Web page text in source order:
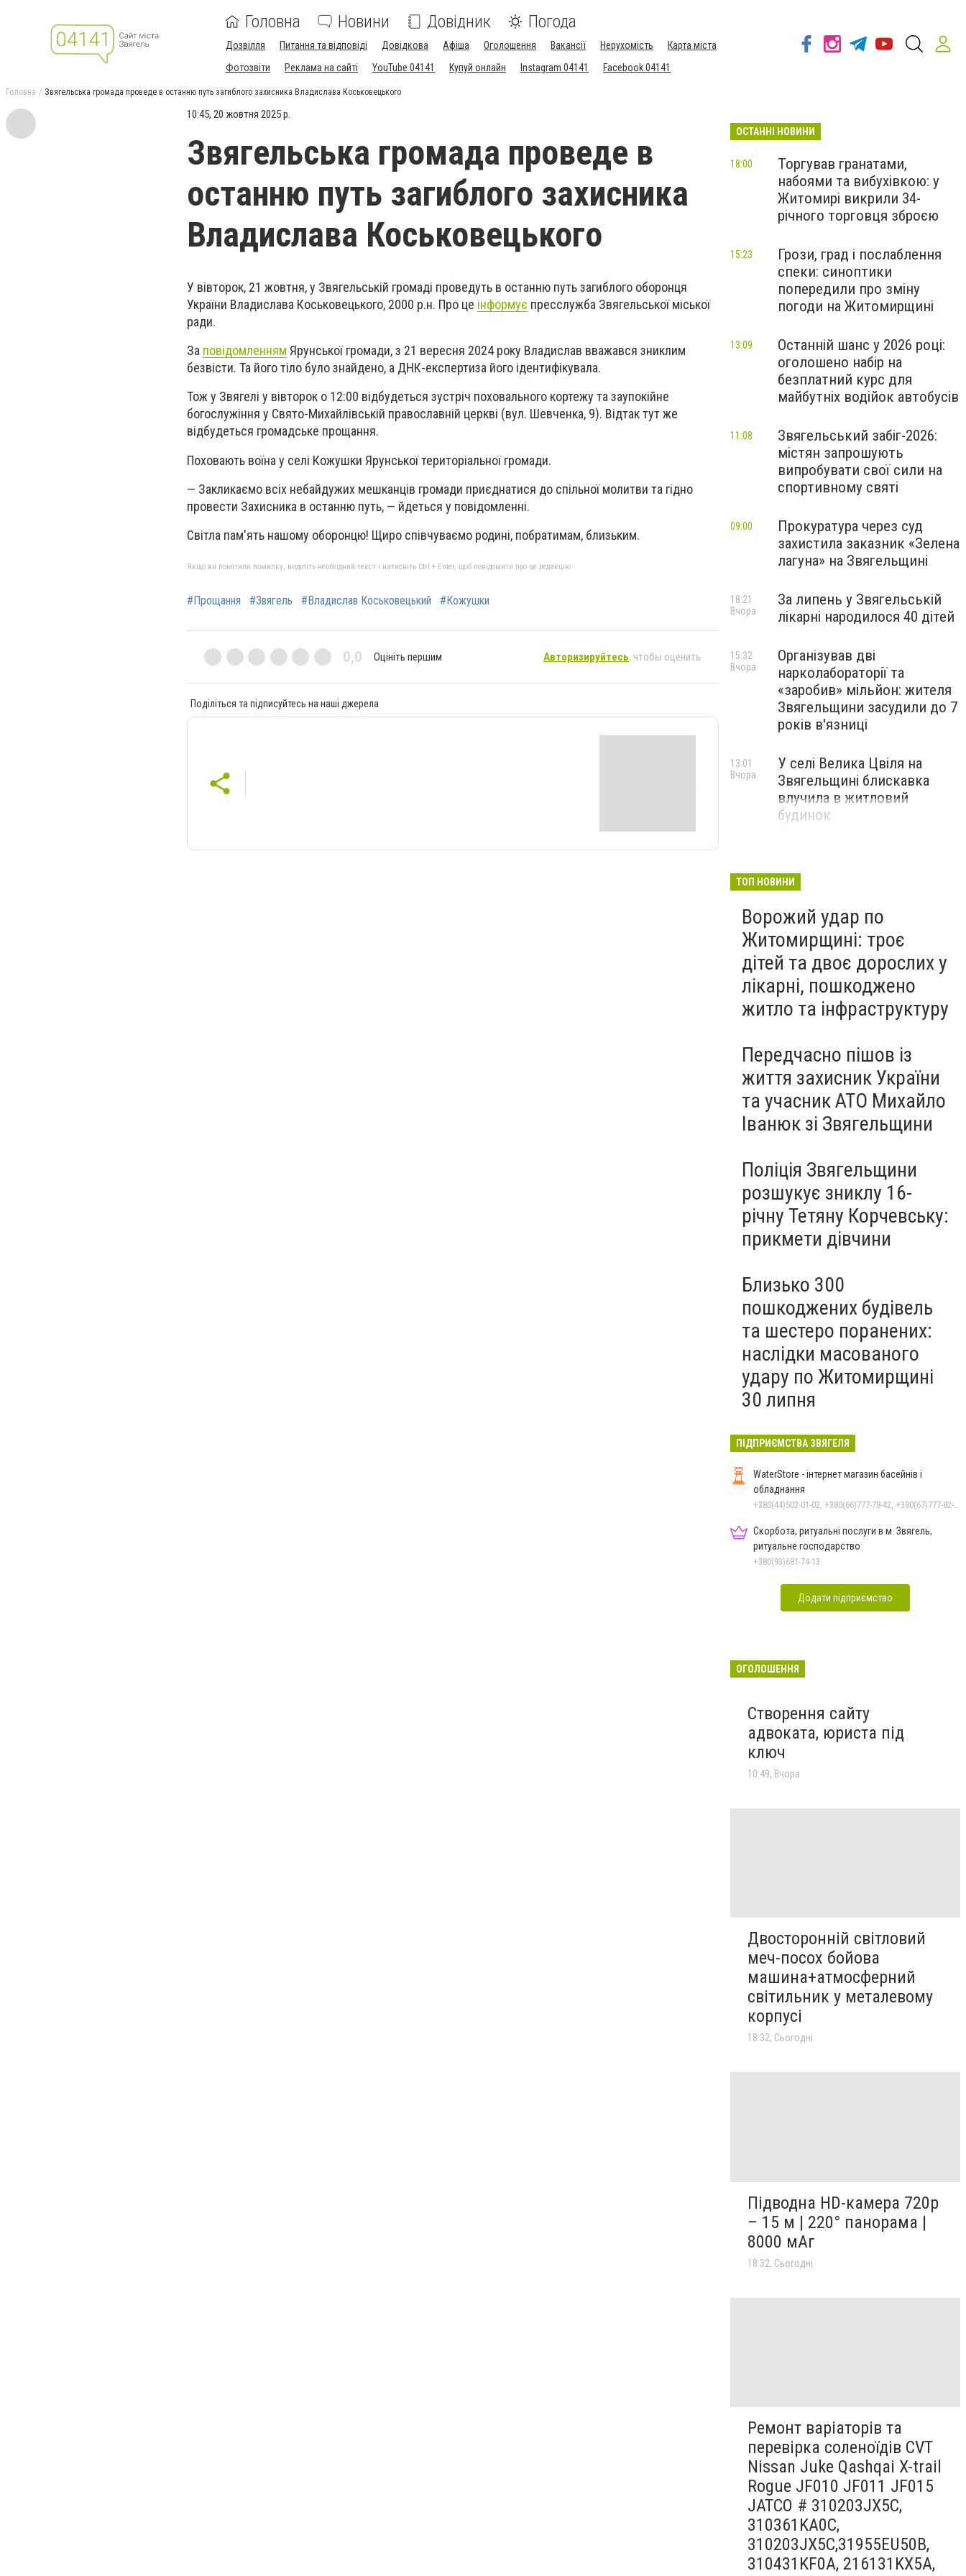
Головна Новини Довідник Погода
Дозвілля Питання та відповіді Довідкова Афіша Оголошення Вакансії Нерухомість
Карта міста
Фотозвіти
Реклама на сайті YouTube 04141 Купуй онлайн Instagram 04141 Facebook 04141
Головна Звягельська громада проведе в останню путь загиблого захисника Владислава Коськовецького
10:45, 20 жовтня 2025 р.
Звягельська громада проведе в
останню путь загиблого захисника
Владислава Коськовецького
У вівторок, 21 жовтня, у Звягельській громаді проведуть в останню путь загиблого оборонця
України Владислава Коськовецького, 2000 р.н. Про це інформує пресслужба Звягельської міської
ради.
За повідомленням Ярунської громади, з 21 вересня 2024 року Владислав вважався зниклим
безвісти. Та його тіло було знайдено, а ДНК-експертиза його ідентифікувала.
Тож у Звягелі у вівторок о 12:00 відбудеться зустріч поховального кортежу та заупокійне
богослужіння у Свято-Михайлівській православній церкві (вул. Шевченка, 9). Відтак тут же
відбудеться громадське прощання.
Поховають воїна у селі Кожушки Ярунської територіальної громади.
— Закликаємо всіх небайдужих мешканців громади приєднатися до спільної молитви та гідно
провести Захисника в останню путь, — йдеться у повідомленні.
Світла пам'ять нашому оборонцю! Щиро співчуваємо родині, побратимам, близьким.
Якщо ви помітили помилку, виділіть необхідний текст і натисніть Ctrl + Enter, щоб повідомити про це редакцію
#Прощання #Звягель #Владислав Коськовецький #Кожушки
0,0 Оцініть першим Авторизируйтесь, чтобы оценить
Поділіться та підписуйтесь на наші джерела
ОСТАННІ НОВИНИ
Торгував гранатами,
набоями та вибухівкою: у
Житомирі викрили 34-
річного торговця зброєю
18:00
Грози, град і послаблення
спеки: синоптики
попередили про зміну
погоди на Житомирщині
15:23
Останній шанс у 2026 році:
оголошено набір на
безплатний курс для
майбутніх водійок автобусів
13:09
Звягельський забіг-2026:
містян запрошують
випробувати свої сили на
спортивному святі
11:08
Прокуратура через суд
захистила заказник «Зелена
лагуна» на Звягельщині
09:00
За липень у Звягельській
лікарні народилося 40 дітей
18:21
Вчора
Організував дві
нарколабораторії та
«заробив» мільйон: жителя
Звягельщини засудили до 7
років в'язниці
15:32
Вчора
У селі Велика Цвіля на
Звягельщині блискавка
влучила в житловий
будинок
13:01
Вчора
ТОП НОВИНИ
Ворожий удар по
Житомирщині: троє
дітей та двоє дорослих у
лікарні, пошкоджено
житло та інфраструктуру
Передчасно пішов із
життя захисник України
та учасник АТО Михайло
Іванюк зі Звягельщини
Поліція Звягельщини
розшукує зниклу 16-
річну Тетяну Корчевську:
прикмети дівчини
Близько 300
пошкоджених будівель
та шестеро поранених:
наслідки масованого
удару по Житомирщині
30 липня
ПІДПРИЄМСТВА ЗВЯГЕЛЯ
WaterStore - інтернет магазин басейнів і
обладнання
+380(44)502-01-02, +380(66)777-78-42, +380(67)777-82-19, +380(67)890-80-80, +380(73)890-80-80, +380(44)502-01-03
Скорбота, ритуальні послуги в м. Звягель,
ритуальне господарство
+380(93)681-74-13
Додати підприємство
ОГОЛОШЕННЯ
Створення сайту
адвоката, юриста під
ключ
10:49, Вчора
Двосторонній світловий
меч-посох бойова
машина+атмосферний
світильник у металевому
корпусі
18:32, Сьогодні
Підводна HD-камера 720p
– 15 м | 220° панорама |
8000 мАг
18:32, Сьогодні
Ремонт варіаторів та
перевірка соленоїдів CVT
Nissan Juke Qashqai X-trail
Rogue JF010 JF011 JF015
JATCO # 310203JX5C,
310361KA0C,
310203JX5C,31955EU50B,
310431KF0A, 216131KX5A,